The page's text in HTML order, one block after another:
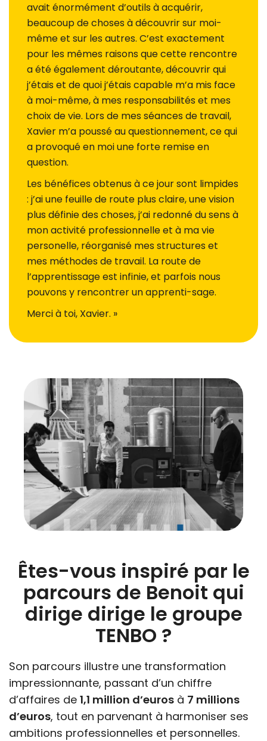
avait énormément d’outils à acquérir,
beaucoup de choses à découvrir sur moi-
même et sur les autres. C’est exactement
pour les mêmes raisons que cette rencontre
a été également déroutante, découvrir qui
j’étais et de quoi j’étais capable m’a mis face
à moi-même, à mes responsabilités et mes
choix de vie. Lors de mes séances de travail,
Xavier m’a poussé au questionnement, ce qui
a provoqué en moi une forte remise en
question.
Les bénéfices obtenus à ce jour sont limpides
: j’ai une feuille de route plus claire, une vision
plus définie des choses, j’ai redonné du sens à
mon activité professionnelle et à ma vie
personelle, réorganisé mes structures et
mes méthodes de travail. La route de
l’apprentissage est infinie, et parfois nous
pouvons y rencontrer un apprenti-sage.
Merci à toi, Xavier. »
Êtes-vous inspiré par le
parcours de Benoit qui
dirige dirige le groupe
TENBO ?
Son parcours illustre une transformation
impressionnante, passant d’un chiffre
d’affaires de 1,1 million d’euros à 7 millions
d’euros, tout en parvenant à harmoniser ses
ambitions professionnelles et personnelles.